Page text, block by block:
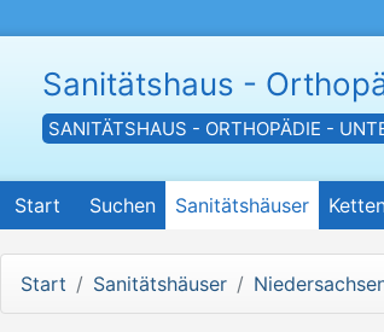
Sanitätshaus -
SANITÄTSHAUS - ORTHOPÄDIE -
Start Suchen Sanitätshäuser
Start Sanitätshäuser